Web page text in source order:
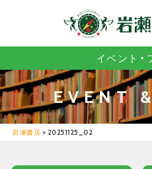
イベント・
EVENT
岩瀬書店 > 20251125_02